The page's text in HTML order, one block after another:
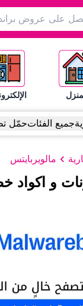
جميع الفئاتحمّل
مالويربايتس
و اكواد